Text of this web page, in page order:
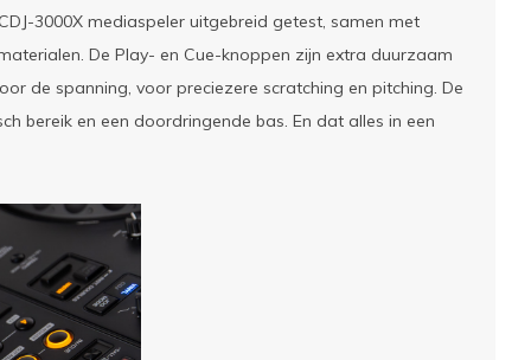
3000X mediaspeler uitgebreid getest, samen met
De Play- en Cue-knoppen zijn extra duurzaam
de spanning, voor preciezere scratching en pitching. De
bereik en een doordringende bas. En dat alles in een